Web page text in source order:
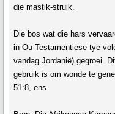
die mastik-struik.
Die bos wat die hars
in Ou Testamentiese tye
vandag Jordanië) gegroei.
gebruik is om wonde te
51:8, ens.